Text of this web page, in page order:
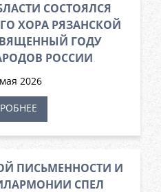
СОСТОЯЛСЯ
ХОРА РЯЗАНСКОЙ
ГОДУ
РОССИИ
2026
ПИСЬМЕННОСТИ И
СПЕЛ